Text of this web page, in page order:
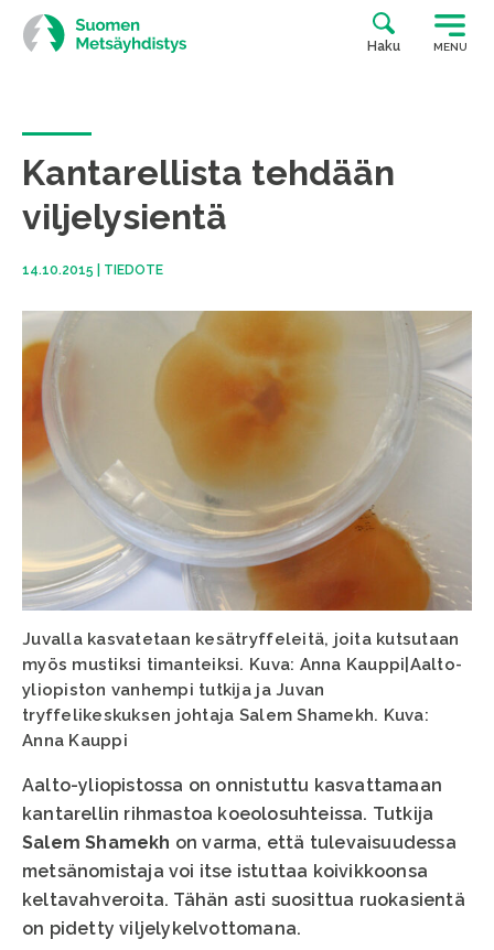
Siirry
suoraan
sisältöön
Haku MENU
Kantarellista tehdään
viljelysientä
14.10.2015 TIEDOTE
Juvalla kasvatetaan kesätryffeleitä, joita kutsutaan
myös mustiksi timanteiksi. Kuva: Anna Kauppi|Aalto-
yliopiston vanhempi tutkija ja Juvan
tryffelikeskuksen johtaja Salem Shamekh. Kuva:
Anna Kauppi
Aalto-yliopistossa on onnistuttu kasvattamaan
kantarellin rihmastoa koeolosuhteissa. Tutkija
Salem Shamekh on varma, että tulevaisuudessa
metsänomistaja voi itse istuttaa koivikkoonsa
keltavahveroita. Tähän asti suosittua ruokasientä
on pidetty viljelykelvottomana.